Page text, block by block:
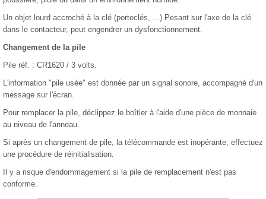
Un objet lourd accroché à la clé (porteclés, ...) Pesant sur l'axe de la clé
dans le contacteur, peut engendrer un dysfonctionnement.
Changement de la pile
Pile réf. : CR1620 / 3 volts.
L'information "pile usée" est donnée par un signal sonore, accompagné d'un
message sur l'écran.
Pour remplacer la pile, déclippez le boîtier à l'aide d'une pièce de monnaie
au niveau de l'anneau.
Si après un changement de pile, la télécommande est inopérante, effectuez
une procédure de réinitialisation.
Il y a risque d'endommagement si la pile de remplacement n'est pas
conforme.